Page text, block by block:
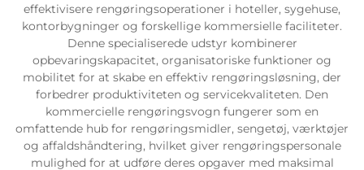
effektivisere rengøringsoperationer i hoteller, sygehuse,
kontorbygninger og forskellige kommersielle faciliteter.
Denne specialiserede udstyr kombinerer
opbevaringskapacitet, organisatoriske funktioner og
mobilitet for at skabe en effektiv rengøringsløsning, der
forbedrer produktiviteten og servicekvaliteten. Den
kommercielle rengøringsvogn fungerer som en
omfattende hub for rengøringsmidler, sengetøj, værktøjer
og affaldshåndtering, hvilket giver rengøringspersonale
mulighed for at udføre deres opgaver med maksimal